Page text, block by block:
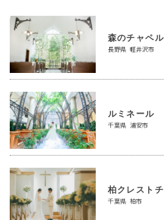
森のチャペル
長野県 軽井沢市
ルミネール
千葉県 浦安市
柏クレスト
千葉県 柏市